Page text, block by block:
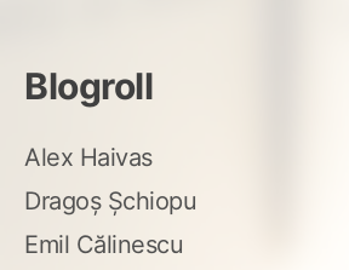
Blogroll
Alex Haivas
Dragoș Șchiopu
Emil Călinescu